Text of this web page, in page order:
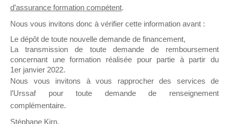
Propositions Mallette du Dirigeant.
Ce groupe propose un forum dédié au support
sur lequel il est possible de laisser un message
ou poser une question.
NB : Il est nécessaire d’être
pouvoir rejoindre ce groupe
d’assurance formation compétent.
Nous vous invitons donc à vérifier cette information avant :
Le dépôt de toute nouvelle demande de financement,
La transmission de toute demande de remboursement
concernant une formation réalisée pour partie à partir du
1er janvier 2022.
Nous vous invitons à vous rapprocher des services de
l’Urssaf pour toute demande de renseignement
complémentaire.
Stéphane Kirn,